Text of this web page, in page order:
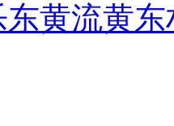
东黄流黄